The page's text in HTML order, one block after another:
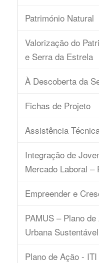
Património Natural
Valorização do
e Serra da Estrela
À Descoberta da
Fichas de Projeto
Assistência
Integração de
Mercado Laboral –
Empreender e
PAMUS – Plano
Urbana Sustentável
Plano de Ação -